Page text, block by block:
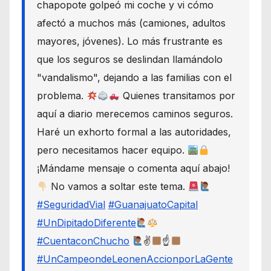
chapopote golpeó mi coche y vi cómo
afectó a muchos más (camiones, adultos
mayores, jóvenes). Lo más frustrante es
que los seguros se deslindan llamándolo
"vandalismo", dejando a las familias con el
problema.
Quienes transitamos por
aquí a diario merecemos caminos seguros.
Haré un exhorto formal a las autoridades,
pero necesitamos hacer equipo.
¡Mándame mensaje o comenta aquí abajo!
No vamos a soltar este tema.
#SeguridadVial #GuanajuatoCapital
#UnDipitadoDiferente
#CuentaconChucho
✌
☝
#UnCampeondeLeonenAccionporLaGente